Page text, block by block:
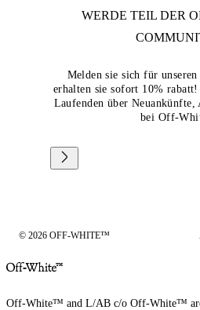
WERDE TEIL DER
Melden sie sich für
erhalten sie sofort 10%
Laufenden über
bei Off-
© 2026 OFF-WHITE™
Off-White™ and L/AB c/o Off-White™